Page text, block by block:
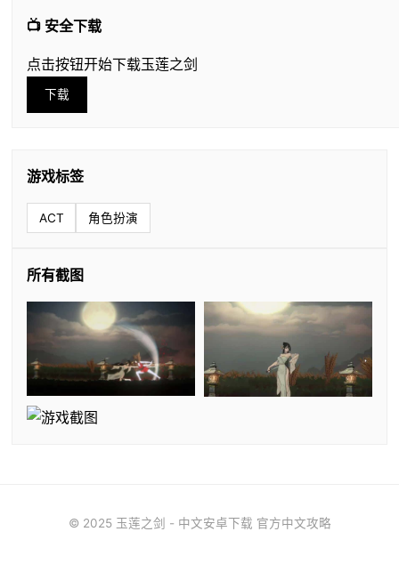
📺 安全下载
点击按钮开始下载玉莲之剑
下载
游戏标签
ACT 角色扮演
所有截图
© 2025 玉莲之剑 - 中文安卓下载 官方中文攻略